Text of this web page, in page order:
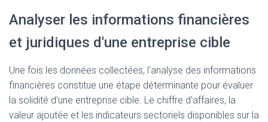
Analyser les informations financières
et juridiques d'une entreprise cible
Une fois les données collectées, l'analyse des informations
financières constitue une étape déterminante pour évaluer
la solidité d'une entreprise cible. Le chiffre d'affaires, la
valeur ajoutée et les indicateurs sectoriels disponibles sur la